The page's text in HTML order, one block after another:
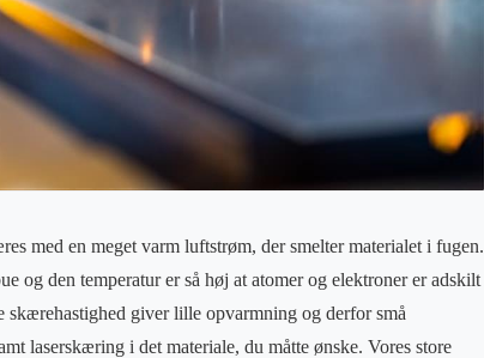
med en meget varm luftstrøm, der smelter materialet i fugen.
og den temperatur er så høj at atomer og elektroner er adskilt
skærehastighed giver lille opvarmning og derfor små
laserskæring i det materiale, du måtte ønske. Vores store